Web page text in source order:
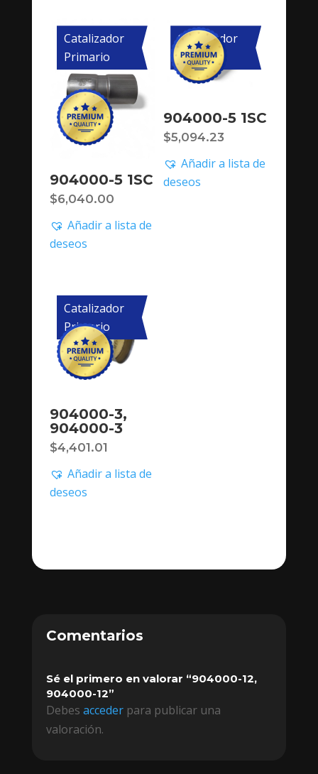
Catalizador
Primario
904000-5 1SC
$6,040.00
Añadir a lista de
deseos
Catalizador
Primario
904000-5 1SC
$5,094.23
Añadir a lista de
deseos
Catalizador
Primario
904000-3,
904000-3
$4,401.01
Añadir a lista de
deseos
Comentarios
Sé el primero en valorar “904000-12,
904000-12”
Debes accederpara publicar una
valoración.